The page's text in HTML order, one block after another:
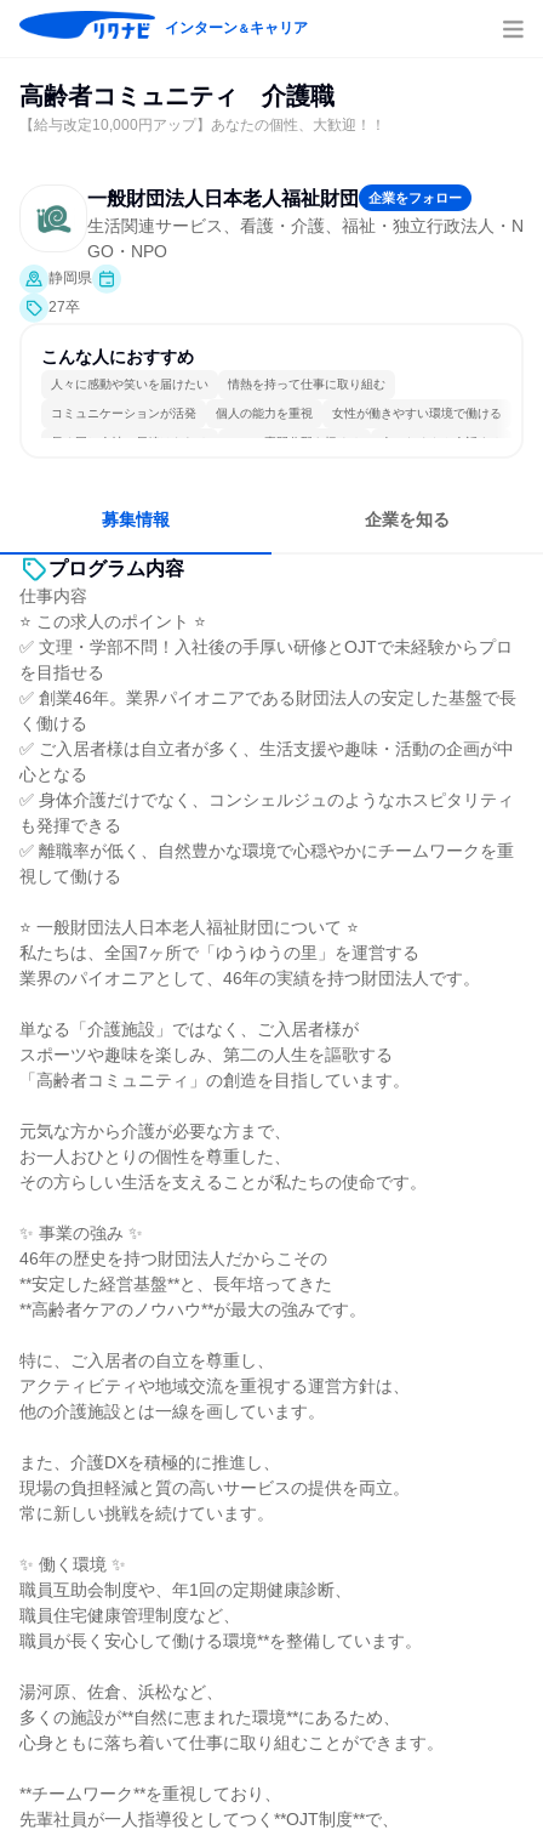
インターン＆キャリア
高齢者コミュニティ 介護職
【給与改定10,000円アップ】あなたの個性、大歓迎！！
一般財団法人日本老人福祉財団 企業をフォロー
生活関連サービス、看護・介護、福祉・独立行政法人・N
GO・NPO
静岡県
27卒
こんな人におすすめ
人々に感動や笑いを届けたい 情熱を持って仕事に取り組む
コミュニケーションが活発 個人の能力を重視 女性が働きやすい環境で働ける
長く同じ会社に居続けられる 一つの専門分野を極める 人とたくさん会話する
募集情報 企業を知る
プログラム内容
仕事内容
⭐ この求人のポイント ⭐
✅ 文理・学部不問！入社後の手厚い研修とOJTで未経験からプロ
を目指せる
✅ 創業46年。業界パイオニアである財団法人の安定した基盤で長
く働ける
✅ ご入居者様は自立者が多く、生活支援や趣味・活動の企画が中
心となる
✅ 身体介護だけでなく、コンシェルジュのようなホスピタリティ
も発揮できる
✅ 離職率が低く、自然豊かな環境で心穏やかにチームワークを重
視して働ける
⭐ 一般財団法人日本老人福祉財団について ⭐
私たちは、全国7ヶ所で「ゆうゆうの里」を運営する
業界のパイオニアとして、46年の実績を持つ財団法人です。
単なる「介護施設」ではなく、ご入居者様が
スポーツや趣味を楽しみ、第二の人生を謳歌する
「高齢者コミュニティ」の創造を目指しています。
元気な方から介護が必要な方まで、
お一人おひとりの個性を尊重した、
その方らしい生活を支えることが私たちの使命です。
✨ 事業の強み ✨
46年の歴史を持つ財団法人だからこその
**安定した経営基盤**と、長年培ってきた
**高齢者ケアのノウハウ**が最大の強みです。
特に、ご入居者の自立を尊重し、
アクティビティや地域交流を重視する運営方針は、
他の介護施設とは一線を画しています。
また、介護DXを積極的に推進し、
現場の負担軽減と質の高いサービスの提供を両立。
常に新しい挑戦を続けています。
✨ 働く環境 ✨
職員互助会制度や、年1回の定期健康診断、
職員住宅健康管理制度など、
職員が長く安心して働ける環境**を整備しています。
湯河原、佐倉、浜松など、
多くの施設が**自然に恵まれた環境**にあるため、
心身ともに落ち着いて仕事に取り組むことができます。
**チームワーク**を重視しており、
先輩社員が一人指導役としてつく**OJT制度**で、